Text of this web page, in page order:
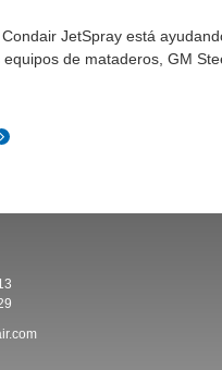
JetSpray está
de mataderos, GM